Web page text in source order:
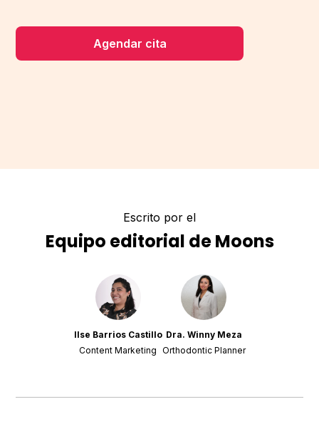
Agendar cita
Escrito por el
Equipo editorial de Moons
Ilse Barrios Castillo
Content Marketing
Dra. Winny Meza
Orthodontic Planner